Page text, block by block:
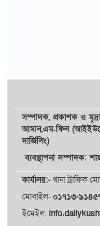
সম্পাদক, প্রকাশকও
আমান,এম.ফিল
দার্জিলিং)
ব্যবস্থাপনা সম্পাদক:
কার্যালয়:-থানা ট্রাফিক
মোবাইল- ০১৭১৩-
ইমেইল: